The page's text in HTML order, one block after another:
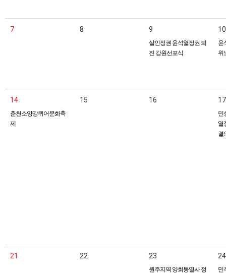
7 8 9
살인정권 윤석열정권 퇴
진 강원선포식
10
윤
위
14
춘천소양강퀴어문화축
제
15 16 17
민
열
결
21 22 23
원주지역 양회동열사 정
24
민